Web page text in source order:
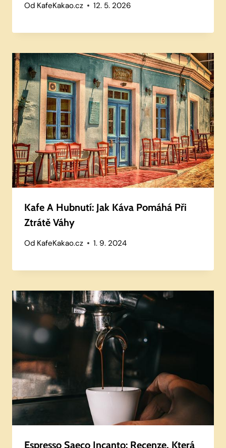
Od KafeKakao.cz 12. 5. 2026
Kafe A Hubnutí: Jak Káva Pomáhá Při
Ztrátě Váhy
Od KafeKakao.cz 1. 9. 2024
Espresso Saeco Incanto: Recenze, Která